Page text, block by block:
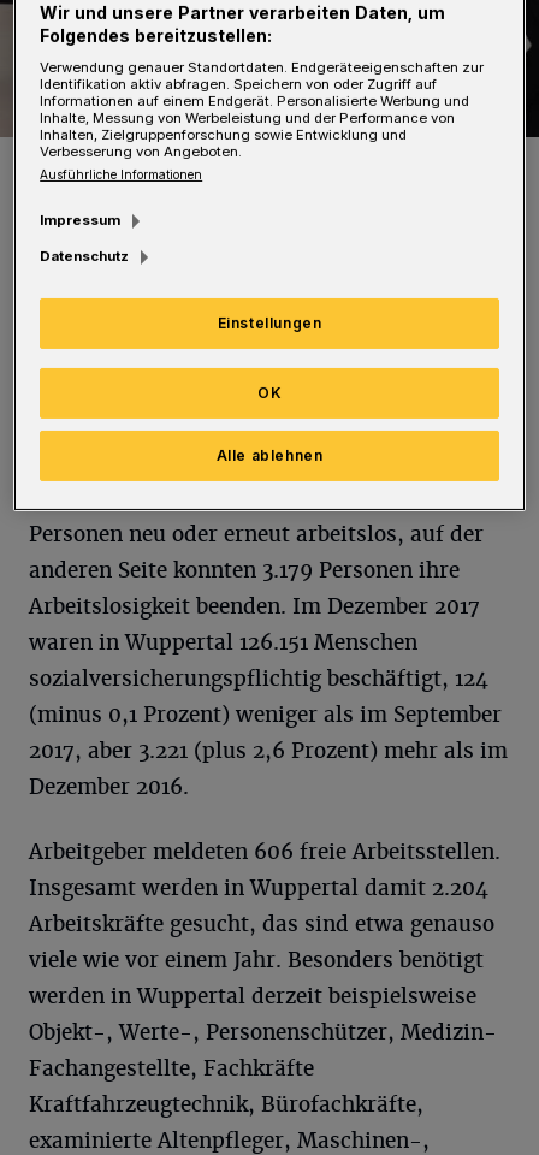
Katja Heck, Geschäftsführerin Operativ der Agentur für Arbeit
Solingen-Wuppertal.
A llerdings befinden sich weitere 14.492 in
Maßnahmen oder haben einen
Sonderstatus.
Personen neu oder erneut arbeitslos, auf der
anderen Seite konnten 3.179 Personen ihre
Arbeitslosigkeit beenden. Im Dezember 2017
waren in Wuppertal 126.151 Menschen
sozialversicherungspflichtig beschäftigt, 124
(minus 0,1 Prozent) weniger als im September
2017, aber 3.221 (plus 2,6 Prozent) mehr als im
Dezember 2016.
Arbeitgeber meldeten 606 freie Arbeitsstellen.
Insgesamt werden in Wuppertal damit 2.204
Arbeitskräfte gesucht, das sind etwa genauso
viele wie vor einem Jahr. Besonders benötigt
werden in Wuppertal derzeit beispielsweise
Objekt-, Werte-, Personenschützer, Medizin-
Fachangestellte, Fachkräfte
Kraftfahrzeugtechnik, Bürofachkräfte,
examinierte Altenpfleger, Maschinen-,
Wir und unsere Partner verarbeiten Daten, um
Folgendes bereitzustellen:
Verwendung genauer Standortdaten. Endgeräteeigenschaften zur
Identifikation aktiv abfragen. Speichern von oder Zugriff auf
Informationen auf einem Endgerät. Personalisierte Werbung und
Inhalte, Messung von Werbeleistung und der Performance von
Inhalten, Zielgruppenforschung sowie Entwicklung und
Verbesserung von Angeboten.
Ausführliche Informationen
Impressum
Datenschutz
Einstellungen
Alle ablehnen
OK